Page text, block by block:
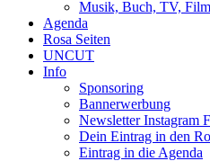
Musik, Buch, TV, Film
Agenda
Rosa Seiten
UNCUT
Info
Sponsoring
Bannerwerbung
Newsletter Instagram
Dein Eintrag in den
Eintrag in die Agenda